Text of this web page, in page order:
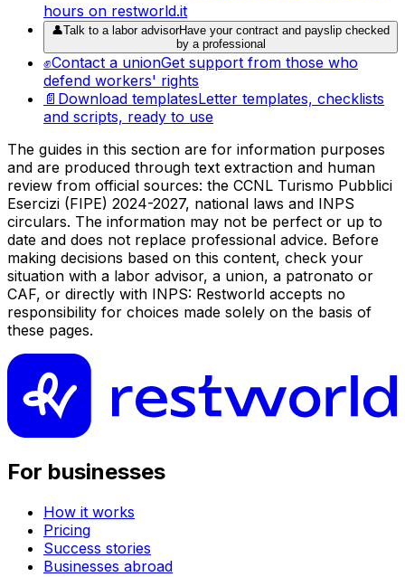
hours on restworld.it
👤Talk to a labor advisorHave your contract and payslip checked
by a professional
✊Contact a unionGet support from those who
defend workers' rights
📄 Download templatesLetter templates, checklists
and scripts, ready to use
The guides in this section are for information purposes
and are produced through text extraction and human
review from official sources: the CCNL Turismo Pubblici
Esercizi (FIPE) 2024-2027, national laws and INPS
circulars. The information may not be perfect or up to
date and does not replace professional advice. Before
making decisions based on this content, check your
situation with a labor advisor, a union, a patronato or
CAF, or directly with INPS: Restworld accepts no
responsibility for choices made solely on the basis of
these pages.
For businesses
How it works
Pricing
Success stories
Businesses abroad